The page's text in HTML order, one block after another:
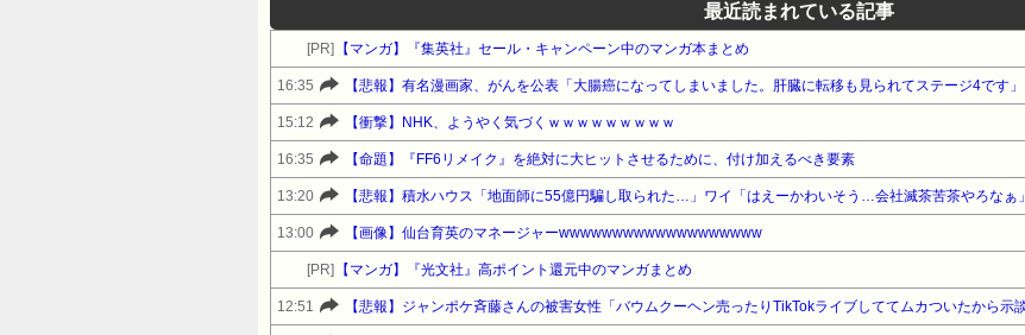
最近読まれている記事
[PR] 【マンガ】『集英社』セール・キャンペーン中のマンガ本まとめ
16:35 【悲報】有名漫画家、がんを公表「大腸癌になってしまいました。肝臓に転移も見られてステージ4です」
15:12 【衝撃】NHK、ようやく気づくｗｗｗｗｗｗｗｗｗ
16:35 【命題】『FF6リメイク』を絶対に大ヒットさせるために、付け加えるべき要素
13:20 【悲報】積水ハウス「地面師に55億円騙し取られた…」ワイ「はえーかわいそう…会社滅茶苦茶やろなぁ」
13:00 【画像】仙台育英のマネージャーwwwwwwwwwwwwwwwwwww
[PR] 【マンガ】『光文社』高ポイント還元中のマンガまとめ
12:51